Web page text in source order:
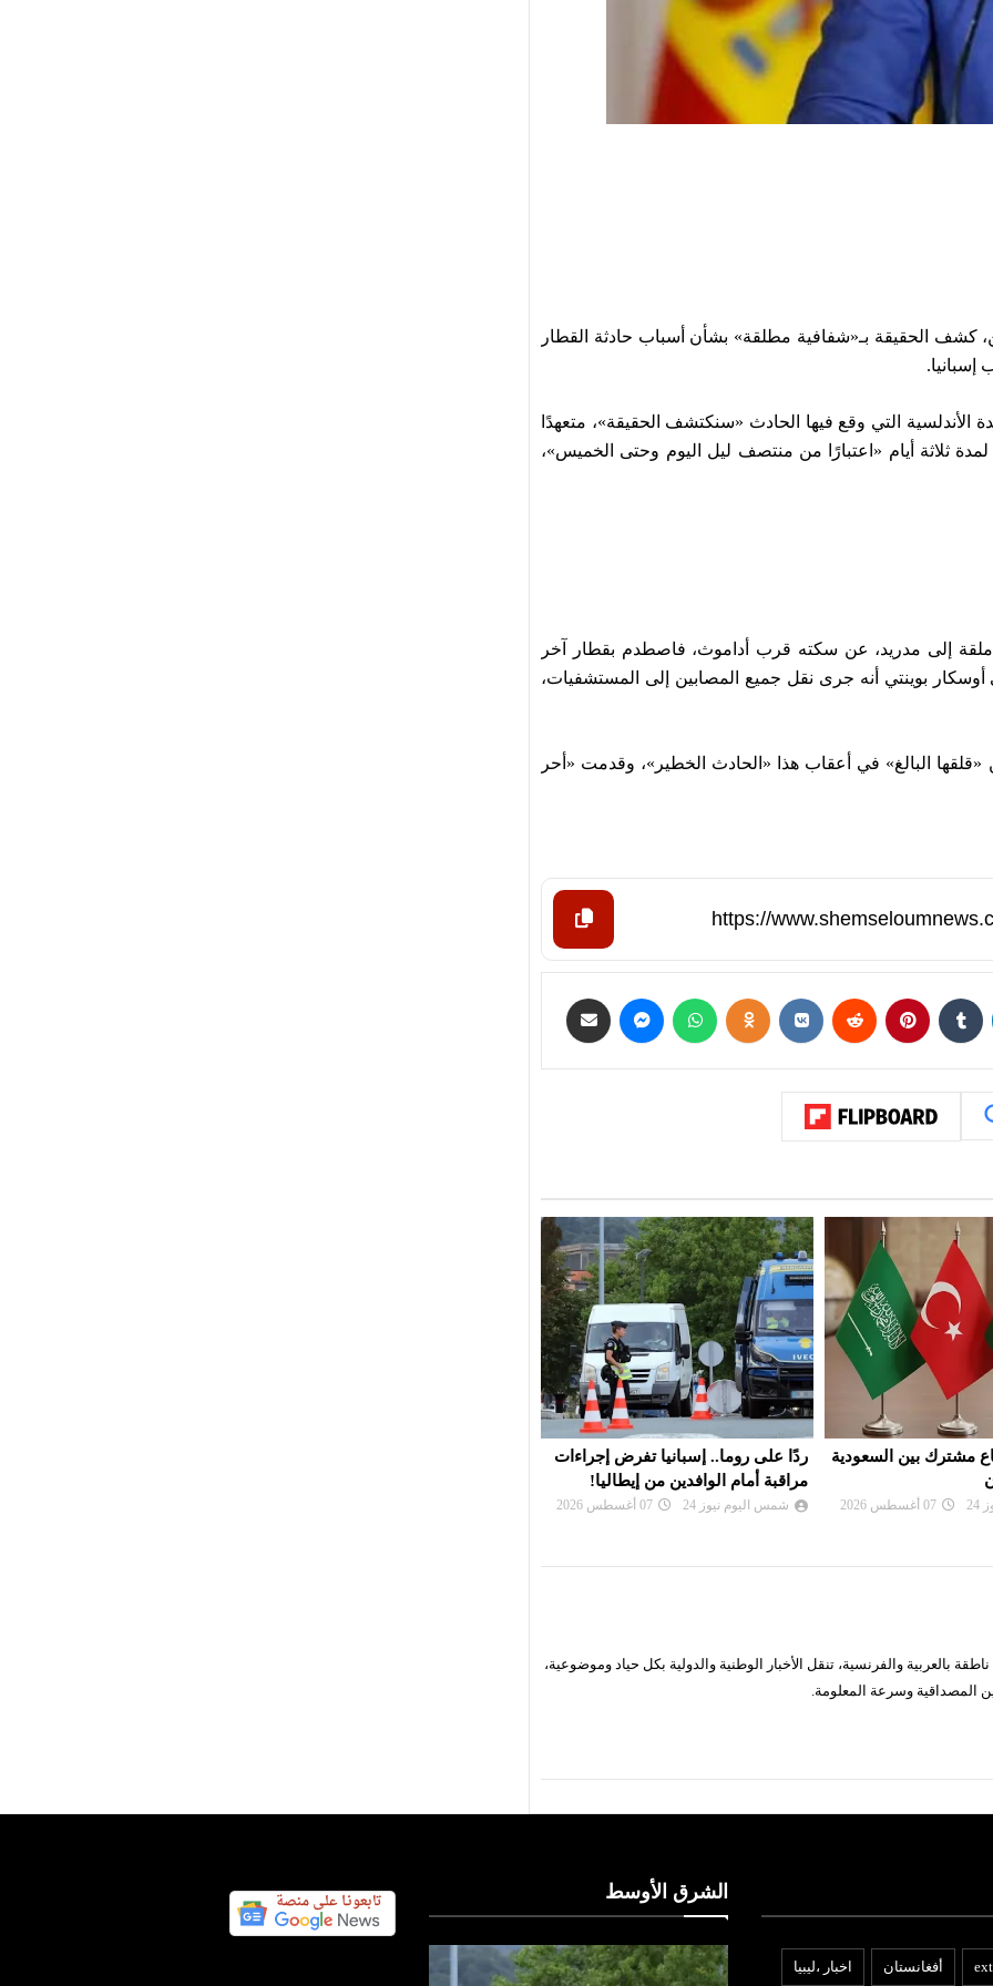
كشف الحقيقة بـ«شفافية مطلقة» بشأن أسباب حادثة القطار
الأندلسية التي وقع فيها الحادث «سنكتشف الحقيقة»، متعهدًا
ثلاثة أيام «اعتبارًا من منتصف ليل اليوم وحتى الخميس»،
إلى مدريد، عن سكته قرب أداموث، فاصطدم بقطار آخر
بوينتي أنه جرى نقل جميع المصابين إلى المستشفيات،
«قلقها البالغ» في أعقاب هذا «الحادث الخطير»، وقدمت «أحر
تفرض إجراءات
من إيطاليا!
07 أغسطس 2026
واشنطن تفرض عقوبات على منصات
للتداول تمول الحرس الثوري
شمس اليوم نيوز 24 07 أغسطس 2026
بالعربية والفرنسية، تنقل الأخبار الوطنية والدولية بكل حياد وموضوعية،
المصداقية وسرعة المعلومة.
أفغانستان اخبار ،ليبيا
الشرق الأوسط